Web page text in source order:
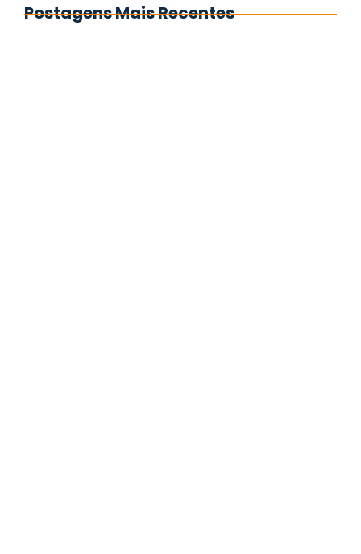
Postagens Mais Recentes